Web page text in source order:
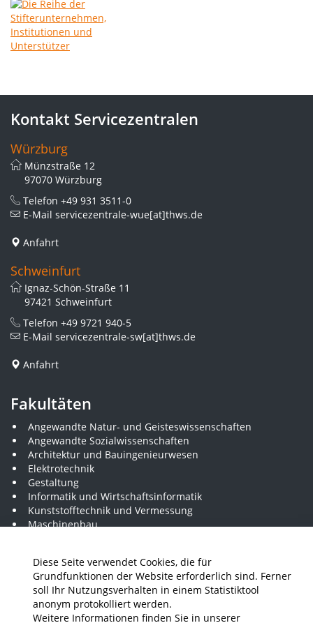
Diese Seite verwendet Cookies, die für
Grundfunktionen der Website erforderlich sind. Ferner
soll Ihr Nutzungsverhalten in einem Statistiktool
anonym protokolliert werden.
Weitere Informationen finden Sie in unserer
Kontakt Servicezentralen
Würzburg
Münzstraße 12
97070 Würzburg
Telefon +49 931 3511-0
E-Mail servicezentrale-wue[at]thws.de
Anfahrt
Schweinfurt
Ignaz-Schön-Straße 11
97421 Schweinfurt
Telefon +49 9721 940-5
E-Mail servicezentrale-sw[at]thws.de
Anfahrt
Fakultäten
Angewandte Natur- und Geisteswissenschaften
Angewandte Sozialwissenschaften
Architektur und Bauingenieurwesen
Elektrotechnik
Gestaltung
Informatik und Wirtschaftsinformatik
Kunststofftechnik und Vermessung
Maschinenbau
Presse Stellenausschreibungen Intranet THWS Store